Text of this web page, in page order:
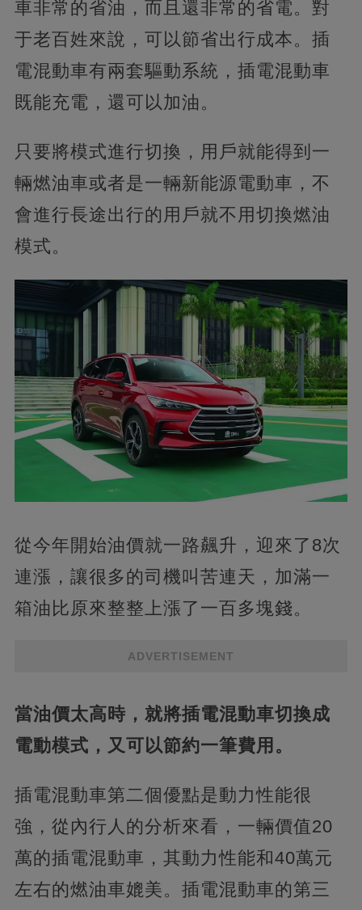
車非常的省油，而且還非常的省電。對
于老百姓來說，可以節省出行成本。插
電混動車有兩套驅動系統，插電混動車
既能充電，還可以加油。
只要將模式進行切換，用戶就能得到一
輛燃油車或者是一輛新能源電動車，不
會進行長途出行的用戶就不用切換燃油
模式。
從今年開始油價就一路飆升，迎來了8次
連漲，讓很多的司機叫苦連天，加滿一
箱油比原來整整上漲了一百多塊錢。
ADVERTISEMENT
當油價太高時，就將插電混動車切換成
電動模式，又可以節約一筆費用。
插電混動車第二個優點是動力性能很
強，從內行人的分析來看，一輛價值20
萬的插電混動車，其動力性能和40萬元
左右的燃油車媲美。插電混動車的第三